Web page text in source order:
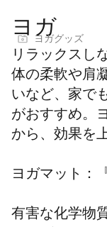
ヨガヨガグッズ
リラックスし
体の柔軟や肩
いなど、家で
がおすすめ。
から、効果を
ヨガマット：
有害な化学物